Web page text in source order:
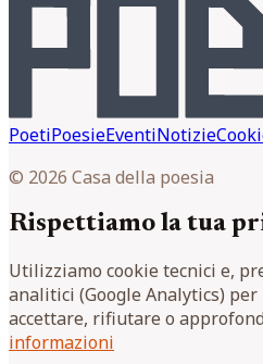
PoetiPoesieEventiNotizie
© 2026 Casa della poesia
Rispettiamo la tua
Utilizziamo cookie tecnici e,
analitici (Google Analytics)
accettare, rifiutare o
informazioni